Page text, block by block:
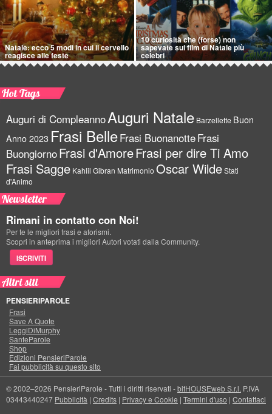
Natale: ecco 5 modi in cui il cervello
reagisce alle feste
10 curiosità che (forse) non
sapevate sui film di Natale più
celebri
Hot Tags
Auguri di CompleannoAuguri Natale Barzellette Buon
Anno 2023 Frasi BelleFrasi BuonanotteFrasi
BuongiornoFrasi d'AmoreFrasi per dire Ti Amo
Frasi Sagge Kahlil Gibran Matrimonio Oscar WildeStati
d'Animo
Newsletter
Rimani in contatto con Noi!
Per te le migliori frasi e aforismi.
Scopri in anteprima i migliori Autori votati dalla Community.
ISCRIVITI
Altri siti
PENSIERIPAROLE
Frasi
Save A Quote
LeggiDiMurphy
SanteParole
Shop
Edizioni PensieriParole
Fai pubblicità su questo sito
© 2002–2026 PensieriParole - Tutti i diritti riservati -bitHOUSEweb S.r.l. P.IVA
03443440247 Pubblicità | Credits | Privacy e Cookie | Termini d'uso | Contattaci